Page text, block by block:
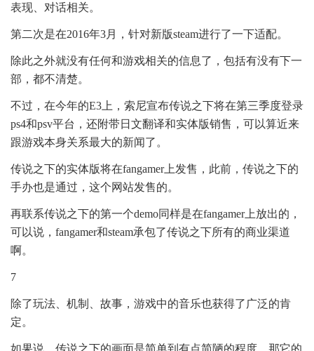
表现、对话相关。
第二次是在2016年3月，针对新版steam进行了一下适配。
除此之外就没有任何和游戏相关的信息了，包括有没有下一
部，都不清楚。
不过，在今年的E3上，索尼宣布传说之下将在第三季度登录
ps4和psv平台，还附带日文翻译和实体版销售，可以算近来
跟游戏本身关系最大的新闻了。
传说之下的实体版将在fangamer上发售，此前，传说之下的
手办也是通过，这个网站发售的。
再联系传说之下的第一个demo同样是在fangamer上放出的，
可以说，fangamer和steam承包了传说之下所有的商业渠道
啊。
7
除了玩法、机制、故事，游戏中的音乐也获得了广泛的肯
定。
如果说，传说之下的画面是简单到有点简陋的程度，那它的